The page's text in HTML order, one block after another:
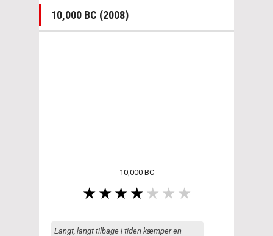
10,000 BC (2008)
10,000 BC
Langt, langt tilbage i tiden kæmper en